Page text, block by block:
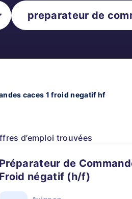
caces 1 froid negatif hf
d’emploi trouvées
Préparateur de Commandes -
Froid négatif (h/f)